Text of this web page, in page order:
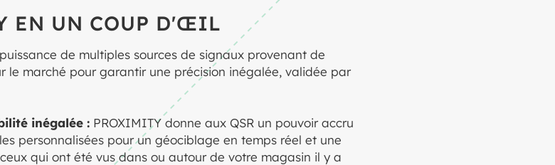
EN UN COUP D'ŒIL
de multiples sources de signaux provenant de
le marché pour garantir une précision inégalée, validée par
inégalée : PROXIMITY donne aux QSR un pouvoir accru
personnalisées pour un géociblage en temps réel et une
qui ont été vus dans ou autour de votre magasin il y a